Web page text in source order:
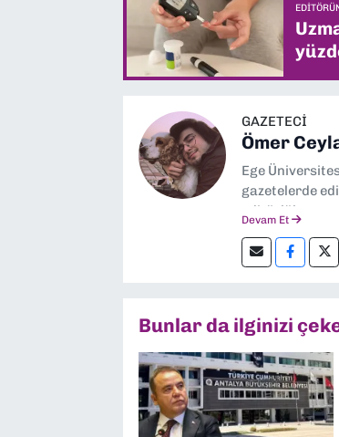
GAZETECİ
Ömer
Ege
gazetelerde
editörlük
Devam Et
Bunlar da ilginizi